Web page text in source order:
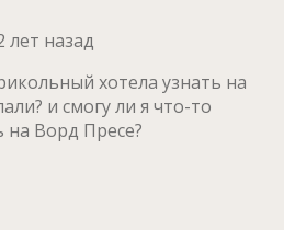
лет назад
хотела узнать на
и смогу ли я что-то
на Ворд Пресе?